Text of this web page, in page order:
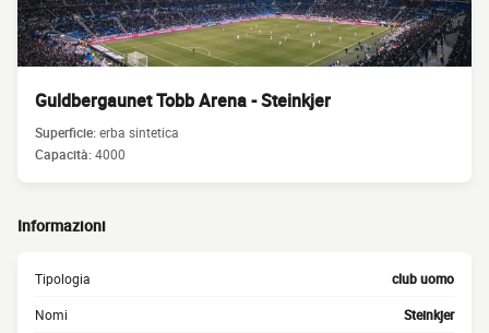
Guldbergaunet Tobb Arena - Steinkjer
Superficie:erba sintetica
Capacità:4000
Informazioni
Tipologia club uomo
Nomi Steinkjer